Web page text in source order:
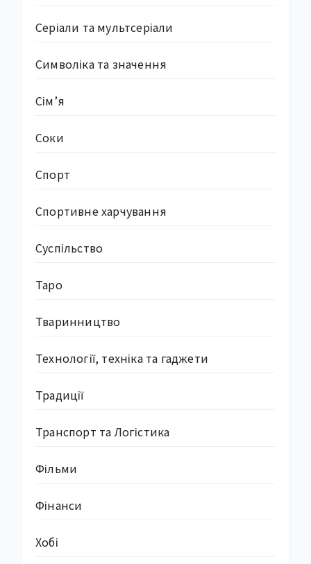
Серіали та мультсеріали
Символіка та значення
Сім’я
Соки
Спорт
Спортивне харчування
Суcпільство
Таро
Тваринництво
Технології, техніка та гаджети
Традиції
Транспорт та Логістика
Фільми
Фінанси
Хобі